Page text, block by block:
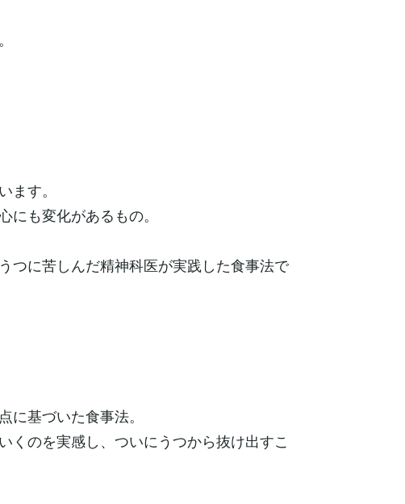
ます。
にも変化があるもの。
つに苦しんだ精神科医が実践した食事法で
に基づいた食事法。
くのを実感し、ついにうつから抜け出すこ